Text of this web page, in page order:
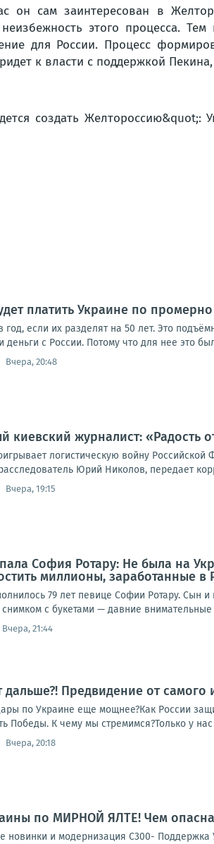
он сам заинтересован в
этого процесса.
для России. Процесс
к власти с поддержкой Пекина,
платить Украине по
год, если их разделят на 50 лет. Это
деньги с России. Потому что для нее это
Вчера, 20:48
киевский журналист: «Радость
логистическую войну
Юрий Николов, передает
Вчера, 19:15
София Ротару: Не была на
миллионы, заработанные в
79 лет певице Софии Ротару. Сын
с букетами — давние
Вчера, 21:44
дальше?! Предвидение от
по Украине еще мощнее?Как России
Победы. К чему мы стремимся?Только у
Вчера, 20:18
по МИРНОЙ ЯЛТЕ! Чем
новинки и модернизация С300-